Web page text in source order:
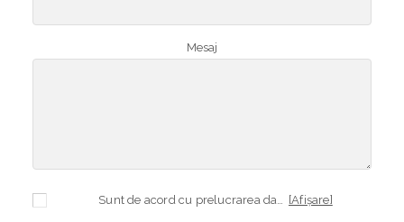
Mesaj
[Afișare]